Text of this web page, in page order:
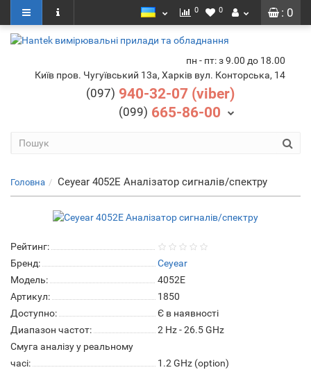
: 0
0 0
пн - пт: з 9.00 до 18.00
Київ пров. Чугуївський 13а, Харків вул. Конторська, 14
(097) 940-32-07 (viber)
(099) 665-86-00
Головна Ceyear 4052E Аналізатор сигналів/спектру
Рейтинг:
Бренд:
Ceyear
Модель:
4052E
Артикул:
1850
Доступно:
Є в наявності
Диапазон частот:
2 Hz - 26.5 GHz
Смуга аналізу у реальному
часі:
1.2 GHz (option)